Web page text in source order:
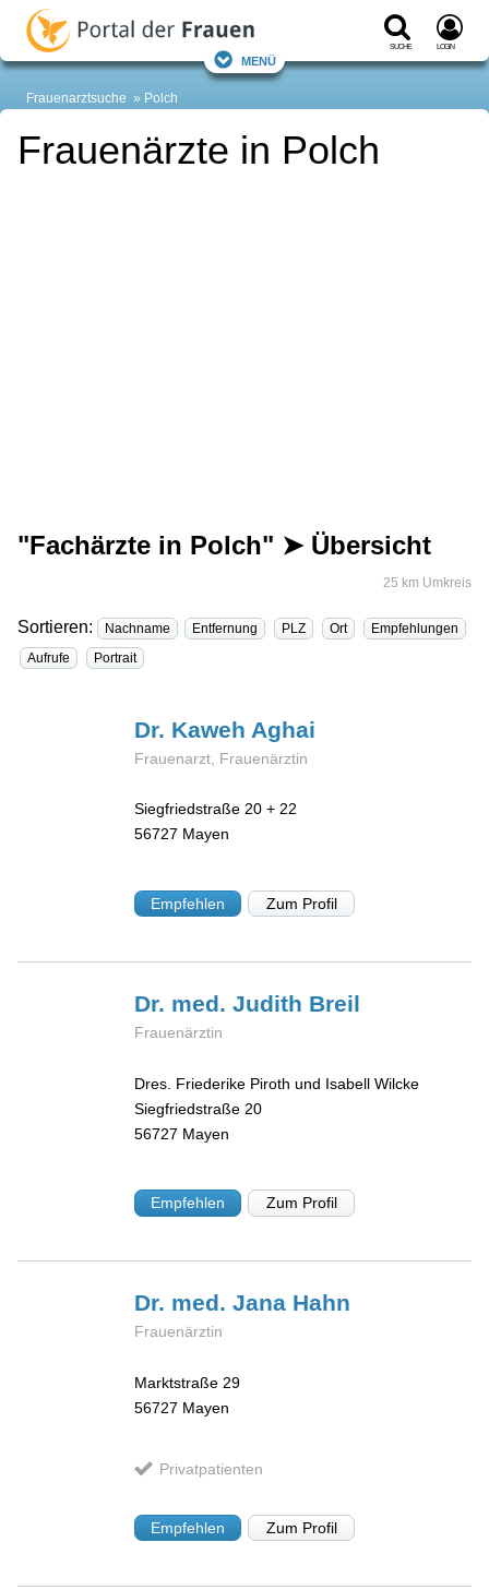
Suche Login
Menü
Frauenarztsuche Polch
Frauenärzte in Polch
"Fachärzte in Polch" ➤ Übersicht
25 km Umkreis
Sortieren: Nachname Entfernung PLZ Ort
Empfehlungen
Aufrufe
Portrait
Dr. Kaweh Aghai
Frauenarzt, Frauenärztin
Siegfriedstraße 20 + 22
56727 Mayen
Empfehlen Zum Profil
Dr. med. Judith Breil
Frauenärztin
Dres. Friederike Piroth und Isabell Wilcke
Siegfriedstraße 20
56727 Mayen
Empfehlen Zum Profil
Dr. med. Jana Hahn
Frauenärztin
Marktstraße 29
56727 Mayen
Privatpatienten
Empfehlen Zum Profil